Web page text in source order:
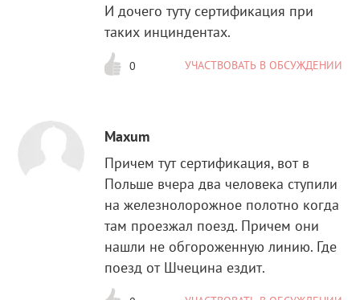
И дочего туту сертификация при
таких инциндентах.
0 УЧАСТВОВАТЬ В ОБСУЖДЕНИИ
Maxum
Причем тут сертификация, вот в
Польше вчера два человека ступили
на железнолорожное полотно когда
там проезжал поезд. Причем они
нашли не обгороженную линию. Где
поезд от Шчецина ездит.